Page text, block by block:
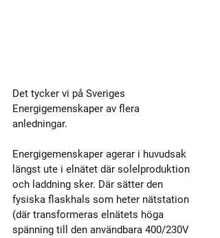
Det tycker vi på Sveriges
Energigemenskaper av flera
anledningar.
Energigemenskaper agerar i huvudsak
längst ute i elnätet där solelproduktion
och laddning sker. Där sätter den
fysiska flaskhals som heter nätstation
(där transformeras elnätets höga
spänning till den användbara 400/230V